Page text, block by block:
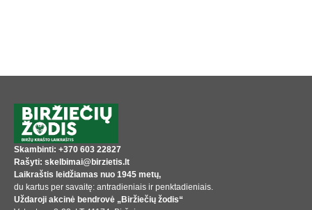
Skambinti: +370 603 22827
Rašyti: skelbimai@birzietis.lt
Laikraštis leidžiamas nuo 1945 metų,
du kartus per savaitę: antradieniais ir penktadieniais.
Uždaroji akcinė bendrovė „Biržiečių žodis“